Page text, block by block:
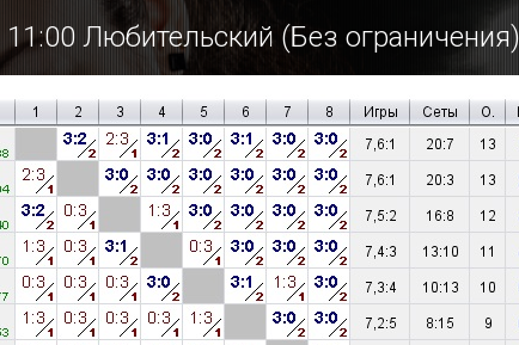
11:00 Любительский (Без ограничения)